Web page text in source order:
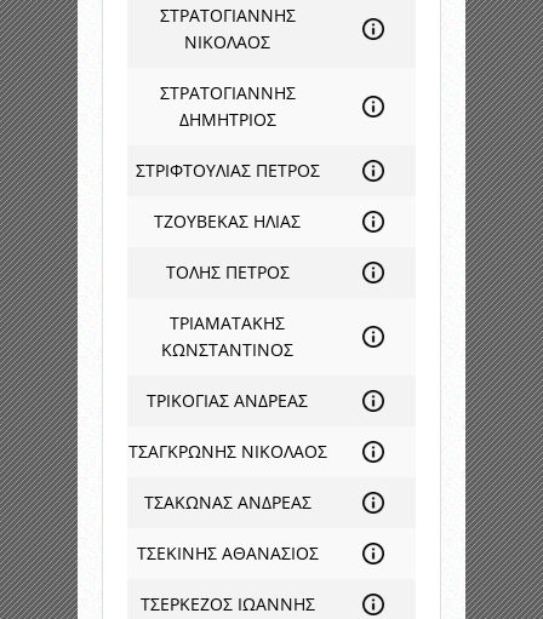
ΣΤΡΑΤΟΓΙΑΝΝΗΣ
ΝΙΚΟΛΑΟΣ
ΣΤΡΑΤΟΓΙΑΝΝΗΣ
ΔΗΜΗΤΡΙΟΣ
ΣΤΡΙΦΤΟΥΛΙΑΣ ΠΕΤΡΟΣ
ΤΖΟΥΒΕΚΑΣ ΗΛΙΑΣ
ΤΟΛΗΣ ΠΕΤΡΟΣ
ΤΡΙΑΜΑΤΑΚΗΣ
ΚΩΝΣΤΑΝΤΙΝΟΣ
ΤΡΙΚΟΓΙΑΣ ΑΝΔΡΕΑΣ
ΤΣΑΓΚΡΩΝΗΣ ΝΙΚΟΛΑΟΣ
ΤΣΑΚΩΝΑΣ ΑΝΔΡΕΑΣ
ΤΣΕΚΙΝΗΣ ΑΘΑΝΑΣΙΟΣ
ΤΣΕΡΚΕΖΟΣ ΙΩΑΝΝΗΣ